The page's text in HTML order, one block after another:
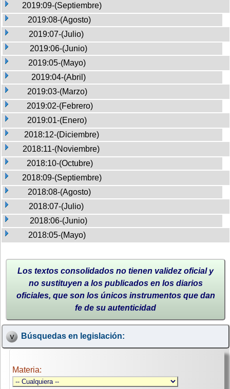
2019:09-(Septiembre)
2019:08-(Agosto)
2019:07-(Julio)
2019:06-(Junio)
2019:05-(Mayo)
2019:04-(Abril)
2019:03-(Marzo)
2019:02-(Febrero)
2019:01-(Enero)
2018:12-(Diciembre)
2018:11-(Noviembre)
2018:10-(Octubre)
2018:09-(Septiembre)
2018:08-(Agosto)
2018:07-(Julio)
2018:06-(Junio)
2018:05-(Mayo)
Los textos consolidados no tienen validez oficial y
no sustituyen a los publicados en los diarios
oficiales, que son los únicos instrumentos que dan
fe de su autenticidad
Búsquedas en legislación:
Materia: